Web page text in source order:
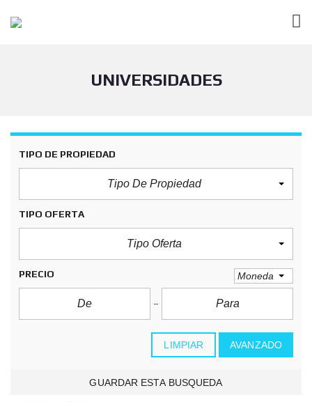
UNIVERSIDADES
TIPO DE PROPIEDAD
Tipo De Propiedad
TIPO OFERTA
Tipo Oferta
PRECIO Moneda
LIMPIAR AVANZADO
GUARDAR ESTA BUSQUEDA